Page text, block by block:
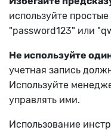
используйте
"password123" или
Не используйте
учетная запись
Используйте
управлять ими.
Использование